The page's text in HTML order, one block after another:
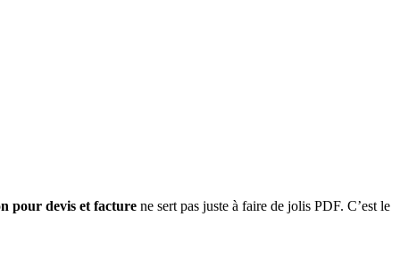
pour devis et facture ne sert pas juste à faire de jolis PDF. C’est le